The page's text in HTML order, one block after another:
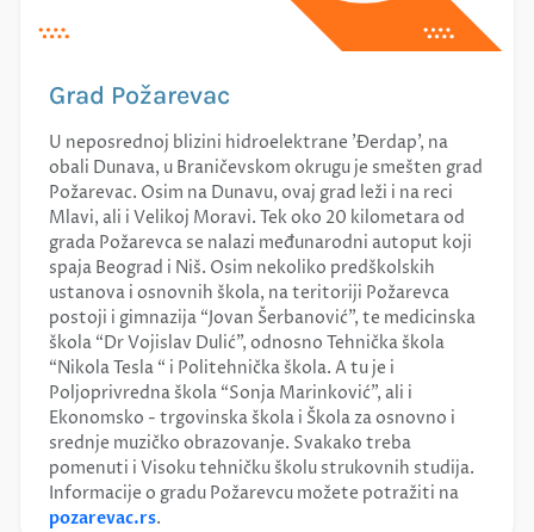
Grad Požarevac
U neposrednoj blizini hidroelektrane 'Đerdap', na
obali Dunava, u Braničevskom okrugu je smešten grad
Požarevac. Osim na Dunavu, ovaj grad leži i na reci
Mlavi, ali i Velikoj Moravi. Tek oko 20 kilometara od
grada Požarevca se nalazi međunarodni autoput koji
spaja Beograd i Niš. Osim nekoliko predškolskih
ustanova i osnovnih škola, na teritoriji Požarevca
postoji i gimnazija “Jovan Šerbanović”, te medicinska
škola “Dr Vojislav Dulić”, odnosno Tehnička škola
“Nikola Tesla “ i Politehnička škola. A tu je i
Poljoprivredna škola “Sonja Marinković”, ali i
Ekonomsko - trgovinska škola i Škola za osnovno i
srednje muzičko obrazovanje. Svakako treba
pomenuti i Visoku tehničku školu strukovnih studija.
Informacije o gradu Požarevcu možete potražiti na
pozarevac.rs.